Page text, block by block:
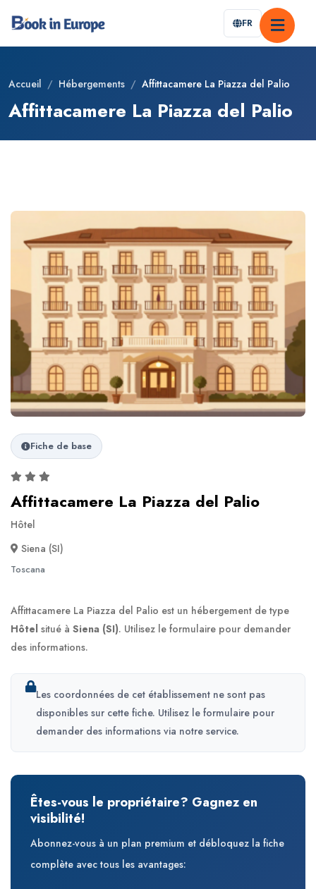
FR
Accueil / Hébergements / Affittacamere La Piazza del Palio
Affittacamere La Piazza del Palio
Fiche de base
Affittacamere La Piazza del Palio
Hôtel
Siena (SI)
Toscana
Affittacamere La Piazza del Palio est un hébergement de type
Hôtel situé à Siena (SI). Utilisez le formulaire pour demander
des informations.
Les coordonnées de cet établissement ne sont pas
disponibles sur cette fiche. Utilisez le formulaire pour
demander des informations via notre service.
Êtes-vous le propriétaire? Gagnez en
visibilité!
Abonnez-vous à un plan premium et débloquez la fiche
complète avec tous les avantages: